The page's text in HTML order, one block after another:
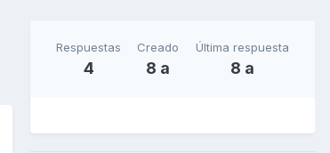
Respuestas
4
Creado
8 a
Última respuesta
8 a